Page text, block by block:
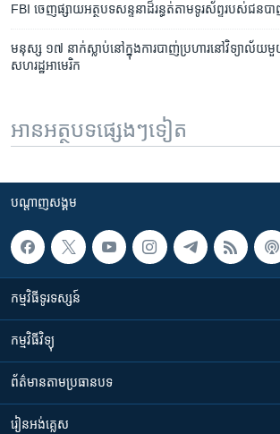
FBI ចេញ​ផ្សាយ​អត្ថបទ​សន្ទនាដ៏​រន្ធត់​​​តាម​​ទូរស័ព្ទ​​របស់​​ជនប
មនុស្ស ១៧ នាក់​ស្លាប់​នៅ​ក្នុង​ការ​បាញ់​ប្រហារ​នៅ​វិទ្យាល័យ​មួយ​
សហរដ្ឋ​អាមេរិក
អានអត្ថបទផ្សេងៗទៀត
បណ្តាញ​សង្គម
កម្មវិធី​ទូរទស្សន៍
កម្មវិធី​វិទ្យុ
ព័ត៌មាន​តាមប្រធានបទ​
រៀន​​អង់គ្លេស